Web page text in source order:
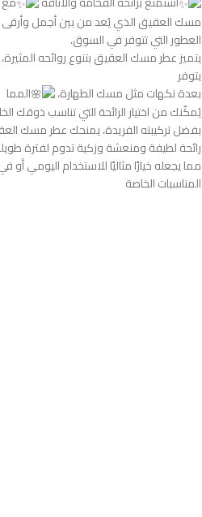
مسك العقيق الذي يُعد من بين أجمل وأرقى
العطور التي تتوفر في السوق.
يتميز عطر مسك العقيق بتنوع روائحه
يتوفر
بعدة نكهات مثل مسك الطهارة،
المما
يُمكّنك من اختيار الرائحة التي تناسب ذوقك
بفضل تركيبته الفريدة، يمنحك عطر مسك
رائحة لطيفة ومنعشة وزكية تدوم لفترة
مما يجعله خيارًا مثاليًا للاستخدام اليومي أو
المناسبات الخاصة